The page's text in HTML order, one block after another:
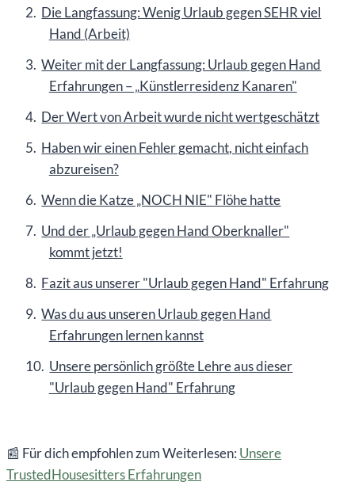
Die Langfassung: Wenig Urlaub gegen SEHR viel
Hand (Arbeit)
Weiter mit der Langfassung: Urlaub gegen Hand
Erfahrungen – „Künstlerresidenz Kanaren"
Der Wert von Arbeit wurde nicht wertgeschätzt
Haben wir einen Fehler gemacht, nicht einfach
abzureisen?
Wenn die Katze „NOCH NIE" Flöhe hatte
Und der „Urlaub gegen Hand Oberknaller"
kommt jetzt!
Fazit aus unserer "Urlaub gegen Hand" Erfahrung
Was du aus unseren Urlaub gegen Hand
Erfahrungen lernen kannst
Unsere persönlich größte Lehre aus dieser
"Urlaub gegen Hand" Erfahrung
📰 Für dich empfohlen zum Weiterlesen: Unsere
TrustedHousesitters Erfahrungen